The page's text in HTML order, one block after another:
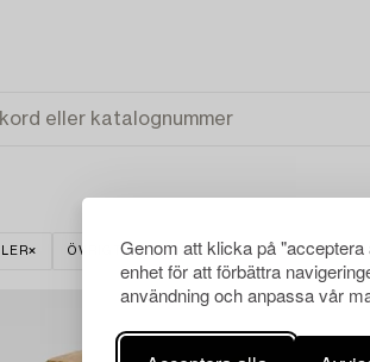
Genom att klicka på
enhet för att förbättra
användning och anpassa vår
ÖVRIGT RENSA ALLA